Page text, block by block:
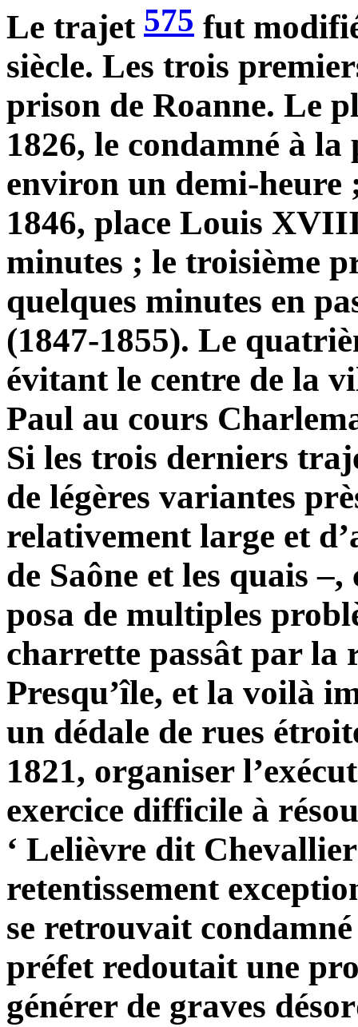
Le trajet 575 fut
siècle. Les trois
prison de Roanne. Le
1826, le condamné à la
environ un demi-heure
1846, place Louis
minutes ; le troisième
quelques minutes en
(1847-1855). Le
évitant le centre de la
Paul au cours
Si les trois derniers
de légères variantes
relativement large et
de Saône et les quais
posa de multiples
charrette passât par la
Presqu’île, et la voilà
un dédale de rues
1821, organiser
exercice difficile à
‘ Lelièvre dit
retentissement
se retrouvait
préfet redoutait une
générer de graves